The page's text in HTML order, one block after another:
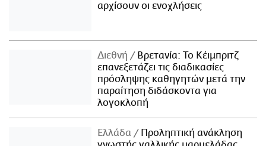
αρχίσουν οι ενοχλήσεις
Διεθνή
Βρετανία: Το Κέιμπριτζ
επανεξετάζει τις διαδικασίες
πρόσληψης καθηγητών μετά την
παραίτηση διδάσκοντα για
λογοκλοπή
Ελλάδα
Προληπτική ανάκληση